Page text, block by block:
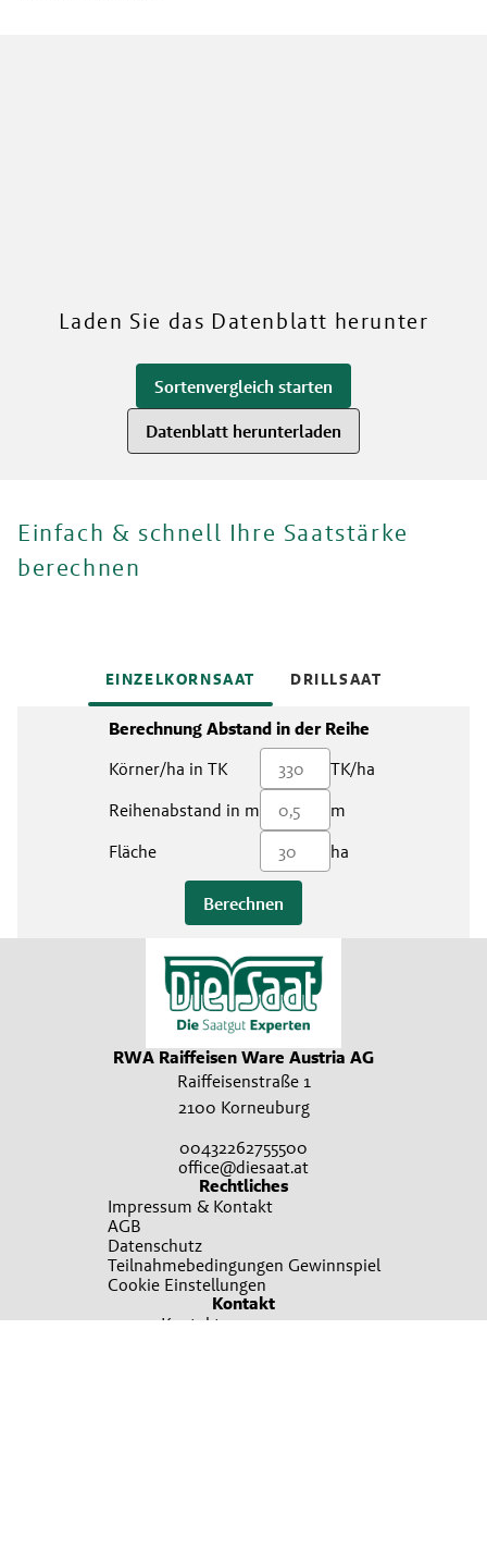
Mehr über unsere Sorten
Laden Sie das Datenblatt herunter
Sortenvergleich starten
Datenblatt herunterladen
Einfach & schnell Ihre Saatstärke
berechnen
EINZELKORNSAAT DRILLSAAT
Berechnung Abstand in der Reihe
Körner/ha in TK
TK/ha
Reihenabstand in m
m
Fläche
ha
Berechnen
RWA Raiffeisen Ware Austria AG
Raiffeisenstraße 1
2100 Korneuburg
00432262755500
office@diesaat.at
Rechtliches
Impressum & Kontakt
AGB
Datenschutz
Teilnahmebedingungen Gewinnspiel
Cookie Einstellungen
Kontakt
Kontakt